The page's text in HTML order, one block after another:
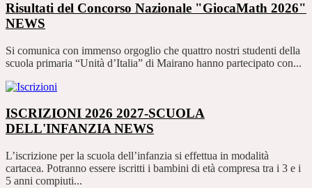
Risultati del Concorso Nazionale "GiocaMath 2026"
NEWS
Si comunica con immenso orgoglio che quattro nostri studenti della
scuola primaria “Unità d’Italia” di Mairano hanno partecipato con...
ISCRIZIONI 2026 2027-SCUOLA
DELL'INFANZIANEWS
L’iscrizione per la scuola dell’infanzia si effettua in modalità
cartacea. Potranno essere iscritti i bambini di età compresa tra i 3 e i
5 anni compiuti...